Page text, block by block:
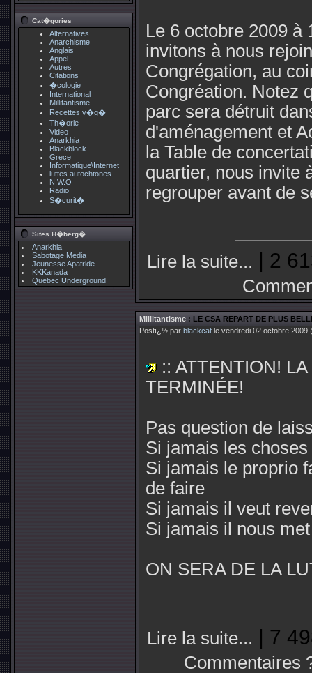
Cat�gories
Alternatives
Anarchisme
Anglais
Appel
Autres
Citations
�cologie
International
Millitantisme
Recettes v�g�
Th�orie
Video
Anarkhia
Blackblock
Grece
Informatique\Internet
luttes autochtones
N.W.O
Radio
S�curit�
Sites H�berg�
Anarkhia
Sabotage Media
Jeunesse Apatride
KKKanada
Quebec Underground
Le 6 octobre 2009 à
invitons à nous
Congrégation, au
Congréation. Notez
parc sera détruit
d'aménagement et
la Table de
quartier, nous invite
regrouper avant de
Lire la suite... | 2
Millitantisme : LE CSA REPART DE PLUS
Postï¿½ par blackcat le vendredi 02 octobre 2009
:: ATTENTION!
TERMINÉE!
Pas question de
Si jamais les
Si jamais le proprio
de faire
Si jamais il veut
Si jamais il nous
ON SERA DE LA
Lire la suite... | 7
Commentaires